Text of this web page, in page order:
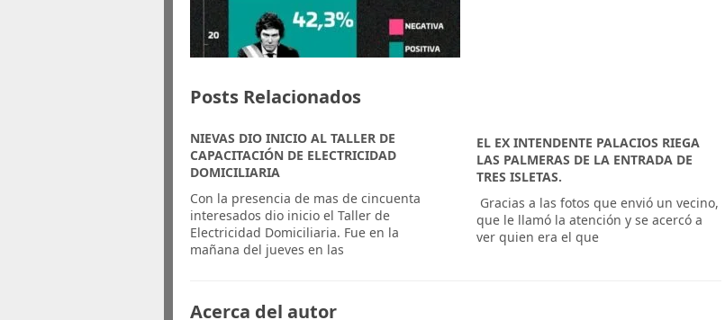
Posts Relacionados
NIEVAS DIO INICIO AL TALLER DE
CAPACITACIÓN DE ELECTRICIDAD
DOMICILIARIA
Con la presencia de mas de cincuenta
interesados dio inicio el Taller de
Electricidad Domiciliaria. Fue en la
mañana del jueves en las
EL EX INTENDENTE PALACIOS RIEGA
LAS PALMERAS DE LA ENTRADA DE
TRES ISLETAS.
​ Gracias a las fotos que envió un vecino,
que le llamó la atención y se acercó a
ver quien era el que
Acerca del autor